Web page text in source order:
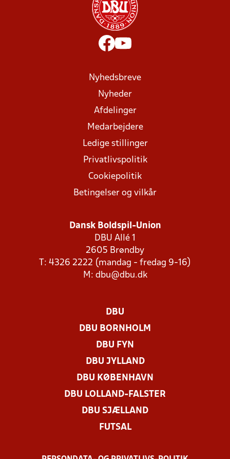
Nyhedsbreve
Nyheder
Afdelinger
Medarbejdere
Ledige stillinger
Privatlivspolitik
Cookiepolitik
Betingelser og vilkår
Dansk Boldspil-Union
DBU Allé 1
2605 Brøndby
T: 4326 2222 (mandag - fredag 9-16)
M: dbu@dbu.dk
DBU
DBU BORNHOLM
DBU FYN
DBU JYLLAND
DBU KØBENHAVN
DBU LOLLAND-FALSTER
DBU SJÆLLAND
FUTSAL